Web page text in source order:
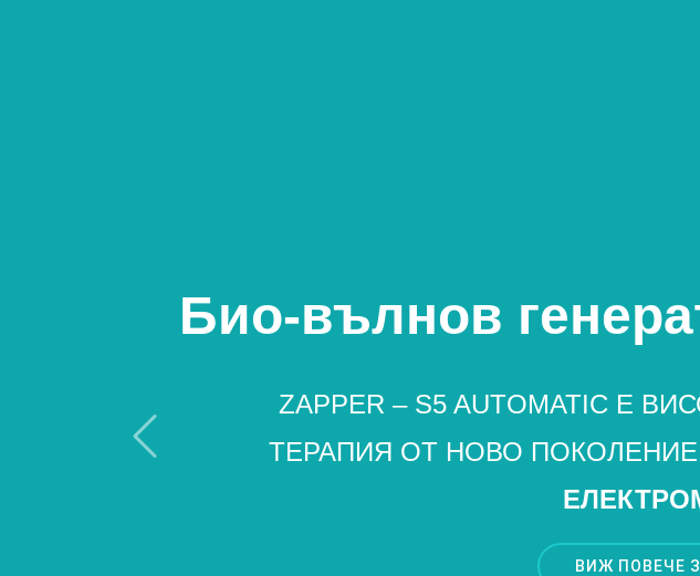
Био-вълнов
ZAPPER – S5 AUTOMATIC Е
ТЕРАПИЯ ОТ НОВО ПОКОЛЕНИЕ
ВИЖ ПОВЕЧЕ